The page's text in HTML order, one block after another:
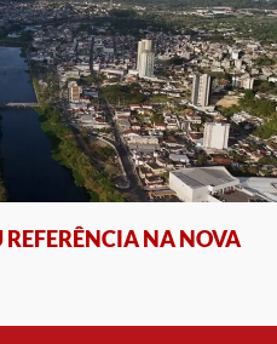
NA NOVA